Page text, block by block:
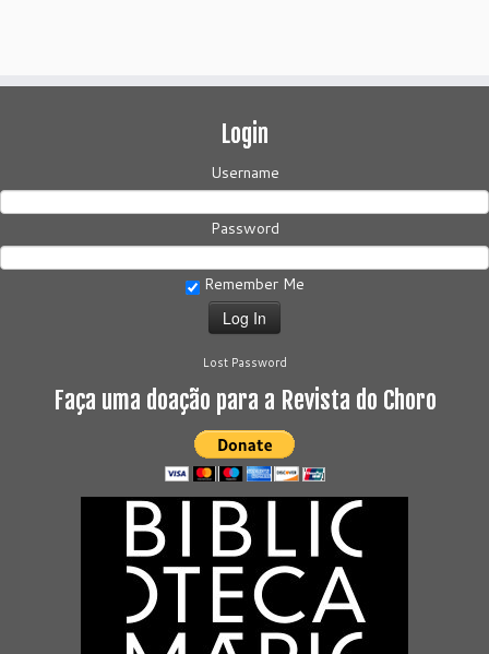
Login
Username
Password
Remember Me
Lost Password
Faça uma doação para a Revista do Choro